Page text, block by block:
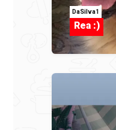
DaSilva1
Rea :)